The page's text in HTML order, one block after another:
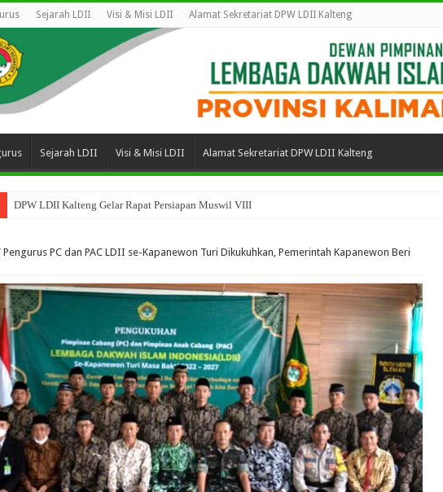
Sejarah LDII Visi & Misi LDII Alamat Sekretariat DPW LDII Kalteng
Sejarah LDII Visi & Misi LDII Alamat Sekretariat DPW LDII Kalteng
DPW LDII Kalteng Gelar Rapat Persiapan Muswil VIII
Sosialisasi Kelembagaan Bina Spiritual Perkuat Tata Kelola Organisasi Keagamaan di Kalimantan
Pengurus PC dan PAC LDII se-Kapanewon Turi Dikukuhkan, Pemerintah Kapanewon Beri